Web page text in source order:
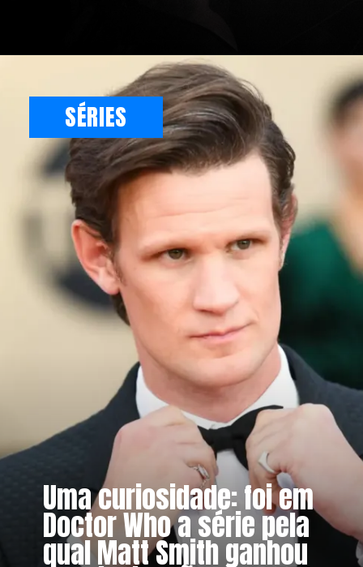
Uma curiosidade: foi em
Doctor Who a série pela
qual Matt Smith ganhou
SÉRIES